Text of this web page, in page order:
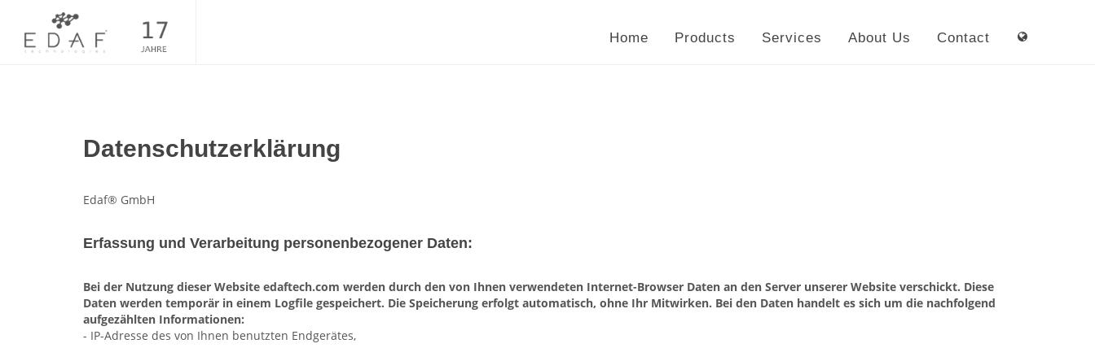
Home Products Services About Us Contact
Datenschutzerklärung
Edaf® GmbH
Erfassung und Verarbeitung personenbezogener Daten:
Bei der Nutzung dieser Website edaftech.com werden durch den von Ihnen verwendeten Internet-Browser Daten an den Server unserer Website verschickt. Diese
Daten werden temporär in einem Logfile gespeichert. Die Speicherung erfolgt automatisch, ohne Ihr Mitwirken. Bei den Daten handelt es sich um die nachfolgend
aufgezählten Informationen:
- IP-Adresse des von Ihnen benutzten Endgerätes,